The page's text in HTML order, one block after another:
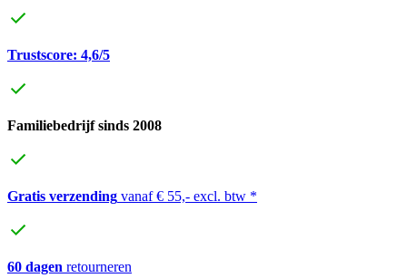
Trustscore: 4,6/5
Familiebedrijf sinds 2008
Gratis verzending vanaf € 55,- excl. btw *
60 dagen retourneren